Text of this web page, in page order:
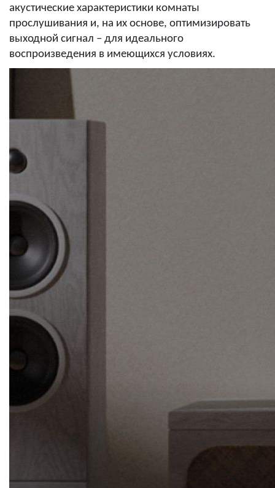
акустические характеристики комнаты
прослушивания и, на их основе, оптимизировать
выходной сигнал – для идеального
воспроизведения в имеющихся условиях.